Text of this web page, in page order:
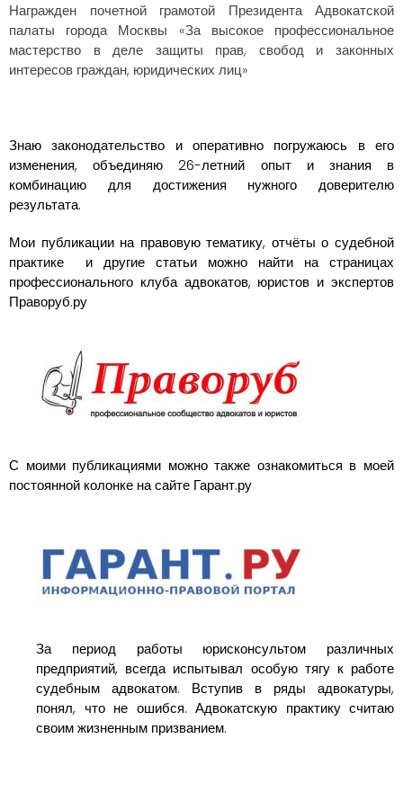
Награжден почетной грамотой Президента Адвокатской
палаты города Москвы «За высокое профессиональное
мастерство в деле защиты прав, свобод и законных
интересов граждан, юридических лиц»
Знаю законодательство и оперативно погружаюсь в его
изменения, объединяю 26-летний опыт и знания в
комбинацию для достижения нужного доверителю
результата.
Мои публикации на правовую тематику, отчёты о судебной
практике и другие статьи можно найти на страницах
профессионального клуба адвокатов, юристов и экспертов
Праворуб.ру
С моими публикациями можно также ознакомиться в моей
постоянной колонке на сайте Гарант.ру
За период работы юрисконсультом различных
предприятий, всегда испытывал особую тягу к работе
судебным адвокатом. Вступив в ряды адвокатуры,
понял, что не ошибся. Адвокатскую практику считаю
своим жизненным призванием.